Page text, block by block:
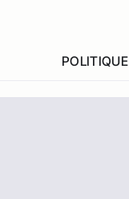
POLITIQUE